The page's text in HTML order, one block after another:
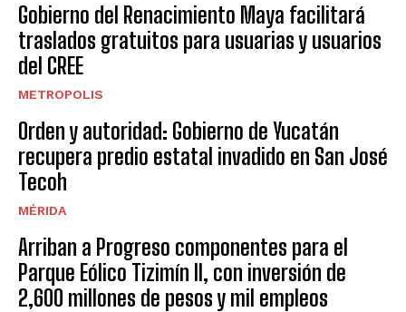
Gobierno del Renacimiento Maya facilitará
traslados gratuitos para usuarias y usuarios
del CREE
METROPOLIS
Orden y autoridad: Gobierno de Yucatán
recupera predio estatal invadido en San José
Tecoh
MÉRIDA
Arriban a Progreso componentes para el
Parque Eólico Tizimín II, con inversión de
2,600 millones de pesos y mil empleos